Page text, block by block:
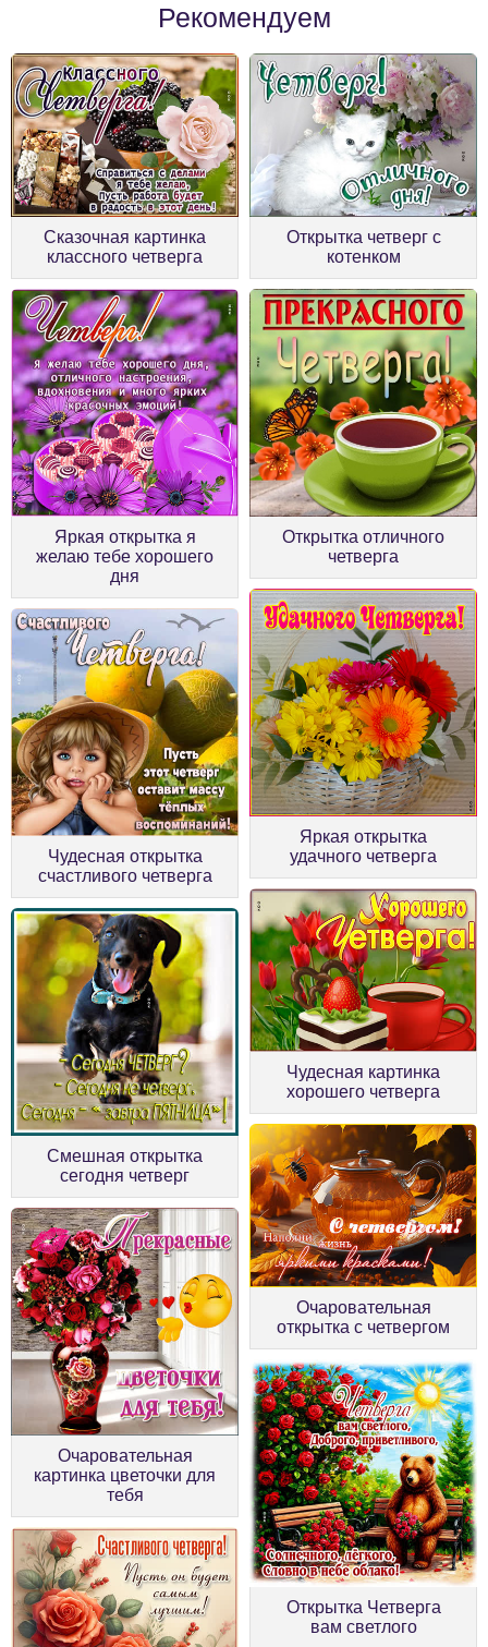
Рекомендуем
Сказочная картинка
классного четверга
Открытка четверг с
котенком
Яркая открытка я
желаю тебе хорошего
дня
Открытка отличного
четверга
Чудесная открытка
счастливого четверга
Яркая открытка
удачного четверга
Смешная открытка
сегодня четверг
Чудесная картинка
хорошего четверга
Очаровательная
картинка цветочки для
тебя
Очаровательная
открытка с четвергом
Открытка Четверга
вам светлого